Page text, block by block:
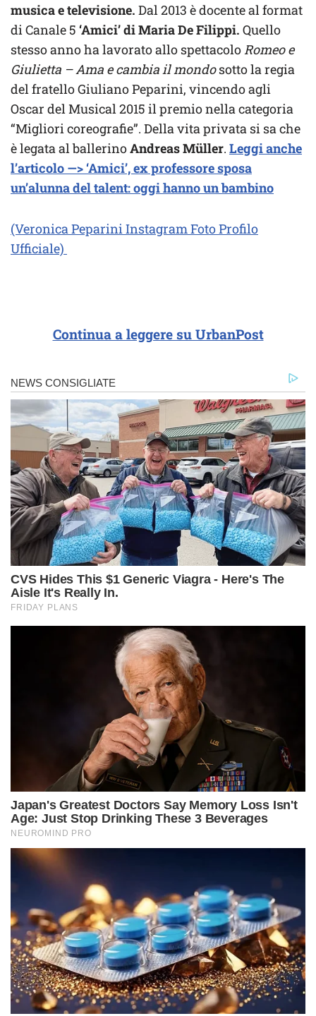
musica e televisione. Dal 2013 è docente al format
di Canale 5 ‘Amici’ di Maria De Filippi. Quello
stesso anno ha lavorato allo spettacoloRomeo e
Giulietta – Ama e cambia il mondosotto la regia
del fratello Giuliano Peparini, vincendo agli
Oscar del Musical 2015 il premio nella categoria
“Migliori coreografie”. Della vita privata si sa che
è legata al ballerinoAndreas Müller. Leggi anche
l’articolo —> ‘Amici’, ex professore sposa
un’alunna del talent: oggi hanno un bambino
(Veronica Peparini Instagram Foto Profilo
Ufficiale)
Continua a leggere su UrbanPost